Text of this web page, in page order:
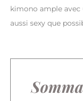
kimono ample avec
aussi sexy que